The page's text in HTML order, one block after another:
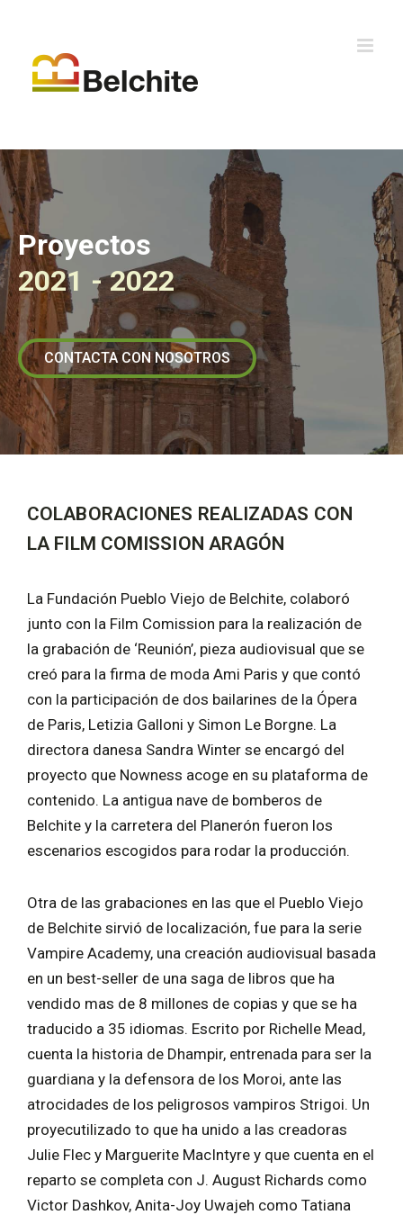
Proyectos
2021 - 2022
CONTACTA CON NOSOTROS
COLABORACIONES REALIZADAS CON
LA FILM COMISSION ARAGÓN
La Fundación Pueblo Viejo de Belchite, colaboró
junto con la Film Comission para la realización de
la grabación de ‘Reunión’, pieza audiovisual que se
creó para la firma de moda Ami Paris y que contó
con la participación de dos bailarines de la Ópera
de Paris, Letizia Galloni y Simon Le Borgne. La
directora danesa Sandra Winter se encargó del
proyecto que Nowness acoge en su plataforma de
contenido. La antigua nave de bomberos de
Belchite y la carretera del Planerón fueron los
escenarios escogidos para rodar la producción.
Otra de las grabaciones en las que el Pueblo Viejo
de Belchite sirvió de localización, fue para la serie
Vampire Academy, una creación audiovisual basada
en un best-seller de una saga de libros que ha
vendido mas de 8 millones de copias y que se ha
traducido a 35 idiomas. Escrito por Richelle Mead,
cuenta la historia de Dhampir, entrenada para ser la
guardiana y la defensora de los Moroi, ante las
atrocidades de los peligrosos vampiros Strigoi. Un
proyecutilizado to que ha unido a las creadoras
Julie Flec y Marguerite MacIntyre y que cuenta en el
reparto se completa con J. August Richards como
Victor Dashkov, Anita-Joy Uwajeh como Tatiana